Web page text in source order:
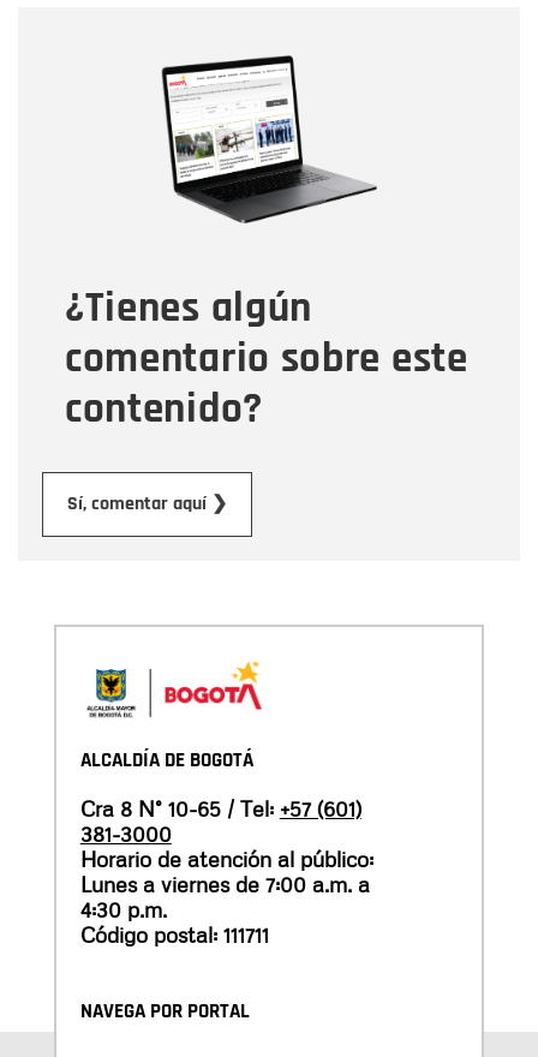
¿Tienes algún
comentario sobre este
contenido?
Sí, comentar aquí ❯
Correo electrónico
Tipo de comentario
Mensaje
ALCALDÍA DE BOGOTÁ
Cra 8 N° 10-65 / Tel: +57 (601)
381-3000
Horario de atención al público:
Lunes a viernes de 7:00 a.m. a
4:30 p.m.
Código postal: 111711
NAVEGA POR PORTAL